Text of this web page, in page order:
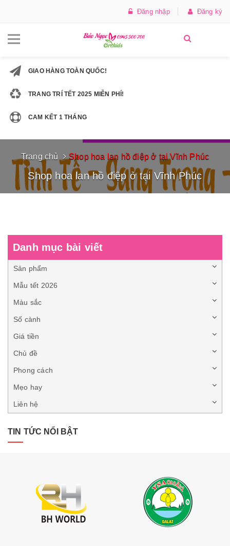
Đăng nhập Đăng ký
GIAO HÀNG TOÀN QUỐC!
TRANG TRÍ TẾT 2025 MIỄN PHÍ!
CAM KẾT 1 THÁNG
Trang chủ Shop hoa lan hồ điệp ở tại Vĩnh Phúc
Shop hoa lan hồ điệp ở tại Vĩnh Phúc
Danh mục bài viết
Sản phẩm
Mẫu tết 2026
Màu sắc
Số cành
Giá tiền
Chủ đề
Phong cách
Mẹo hay
Liên hệ
TIN TỨC NỔI BẬT